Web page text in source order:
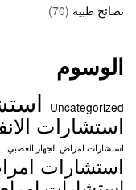
نصائح طبية (70)
الوسوم
Uncategorized
استشارات
استشارات امراض الجهاز العصبي
استشارات